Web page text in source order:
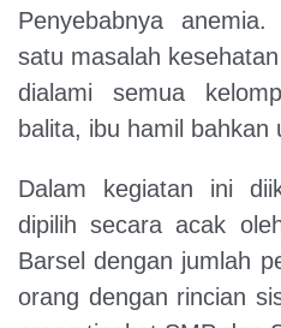
Penyebabnya
satu masalah
dialami semua
balita, ibu hamil bahkan
Dalam kegiatan ini
dipilih secara acak
Barsel dengan jumlah
orang dengan rincian